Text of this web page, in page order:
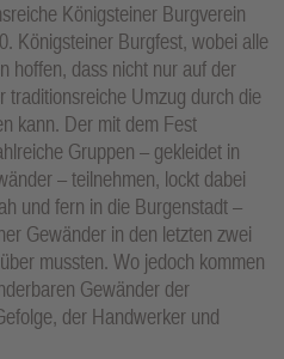
Königsteiner Burgverein
Königsteiner Burgfest, wobei alle
hoffen, dass nicht nur auf der
traditionsreiche Umzug durch die
kann. Der mit dem Fest
Gruppen – gekleidet in
– teilnehmen, lockt dabei
und fern in die Burgenstadt –
Gewänder in den letzten zwei
mussten. Wo jedoch kommen
Gewänder der
der Handwerker und